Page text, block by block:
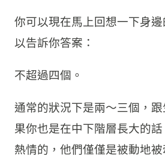
你可以現在馬上回想一下身
以告訴你答案：
不超過四個。
通常的狀況下是兩～三個，
果你也是在中下階層長大的
熱情的，他們僅僅是被動地